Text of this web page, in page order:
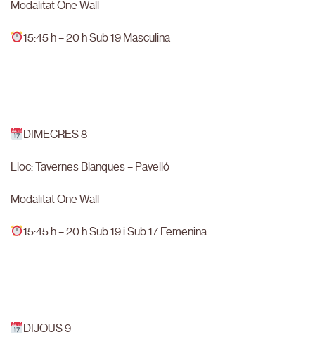
Modalitat One Wall
15:45 h – 20 h Sub 19 Masculina
DIMECRES 8
Lloc: Tavernes Blanques – Pavelló
Modalitat One Wall
15:45 h – 20 h Sub 19 i Sub 17 Femenina
DIJOUS 9